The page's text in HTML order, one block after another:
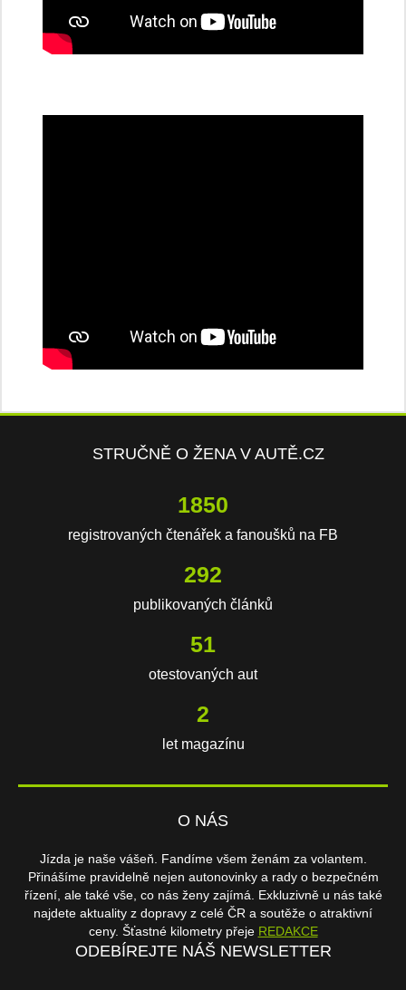
STRUČNĚ O ŽENA V AUTĚ.CZ
3971
registrovaných čtenářek a fanoušků na FB
627
publikovaných článků
110
otestovaných aut
3
let magazínu
O NÁS
Jízda je naše vášeň. Fandíme všem ženám za volantem.
Přinášíme pravidelně nejen autonovinky a rady o bezpečném
řízení, ale také vše, co nás ženy zajímá. Exkluzivně u nás také
najdete aktuality z dopravy z celé ČR a soutěže o atraktivní
ceny. Šťastné kilometry přeje REDAKCE
ODEBÍREJTE NÁŠ NEWSLETTER